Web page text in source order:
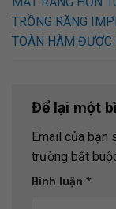
TRỒNG RĂNG
TOÀN HÀM ĐƯỢC
Để lại một
Email của bạn
trường bắt
Bình luận *